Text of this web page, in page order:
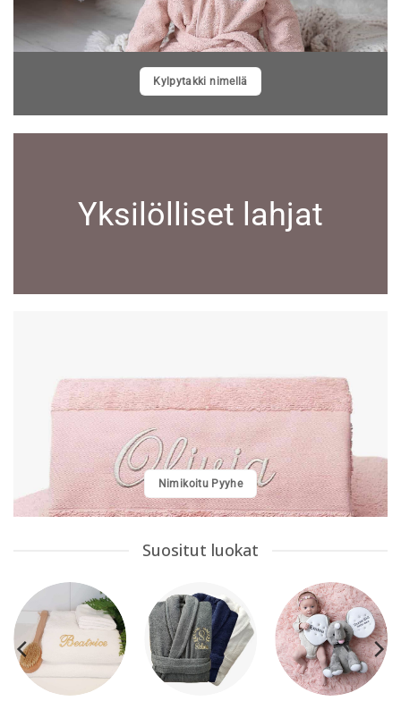
Kylpytakki nimellä
Yksilölliset lahjat
Nimikoitu Pyyhe
Suositut luokat